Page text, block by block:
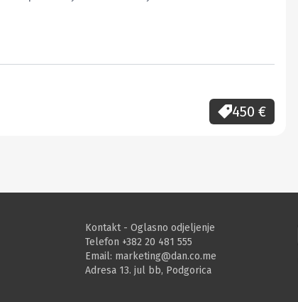
450 €
Kontakt - Oglasno odjeljenje
Telefon +382 20 481 555
Email: marketing@dan.co.me
Adresa 13. jul bb, Podgorica